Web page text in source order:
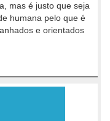
mas é justo que seja
humana pelo que é
e orientados